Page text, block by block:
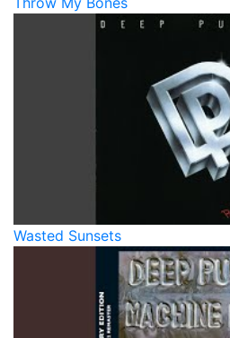
Wasted Sunsets